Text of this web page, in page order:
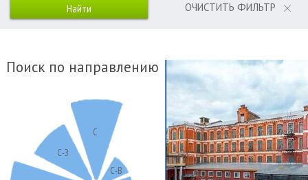
ОЧИСТИТЬ ФИЛЬТР
Поиск по направлению
С
С-В
С-З